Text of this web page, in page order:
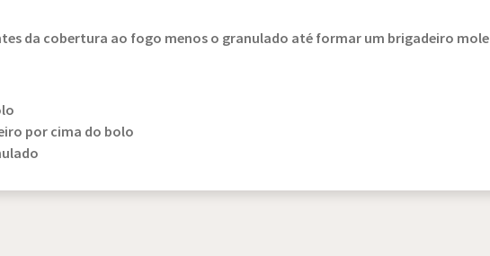
da cobertura ao fogo menos o granulado até formar um brigadeiro mole
por cima do bolo